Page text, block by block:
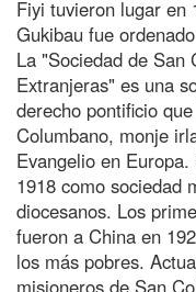
Fiyi tuvieron lugar en
Gukibau fue
La "Sociedad de San
Extranjeras" es una
derecho pontificio
Columbano, monje
Evangelio en
1918 como sociedad
diocesanos. Los
fueron a China en
los más pobres.
misioneros de San